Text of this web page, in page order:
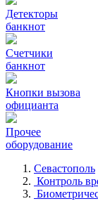
Детекторы
банкнот
Счетчики
банкнот
Кнопки вызова
официанта
Прочее
оборудование
Севастополь
Контроль